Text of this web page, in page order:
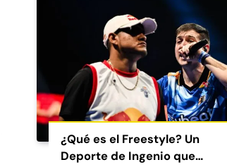
¿Qué es el Freestyle? Un
Deporte de Ingenio que